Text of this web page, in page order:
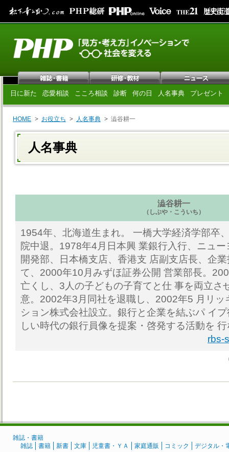
日に新た 恋愛相談 こころ相談 診断 何の日 人名事典 プレゼント
HOME お役立ち 人名事典 澁谷耕一
人名事典
澁谷耕一
（しぶや・こういち）
1954年、北海道生まれ。 一橋大学経済学部卒
院中退。1978年4月日本興 業銀行入行、ニュ
開発部、日本橋支店、香港支 店副支店長、企
て、2000年10月みずほ証券公開 営業部長。
亡くし、3人の子どもの子育てと仕 事を両立さ
意。2002年3月同社を退職し、2002年5 月リッ
ション株式会社設立。銀行と企業を結ぶパ イ
しい時代の銀行員像を提案・啓発する活動を
rbs-
雑誌・書籍
雑誌
書籍 新書 文庫 児童書・ＹＡ 家庭通販 コミック デジタル・